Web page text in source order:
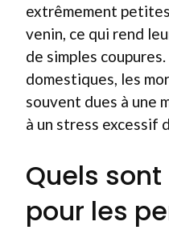
extrêmement
venin, ce qui rend
de simples
domestiques, les
souvent dues à une
à un stress excessif
Quels
pour les